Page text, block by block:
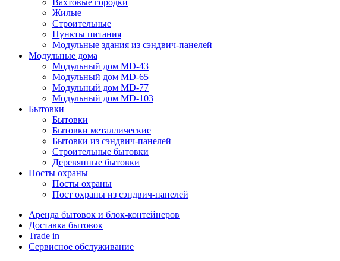
Вахтовые городки
Жилые
Строительные
Пункты питания
Модульные здания из сэндвич-панелей
Модульные дома
Модульный дом MD-43
Модульный дом MD-65
Модульный дом MD-77
Модульный дом MD-103
Бытовки
Бытовки
Бытовки металлические
Бытовки из сэндвич-панелей
Строительные бытовки
Деревянные бытовки
Посты охраны
Посты охраны
Пост охраны из сэндвич-панелей
Аренда бытовок и блок-контейнеров
Доставка бытовок
Trade in
Сервисное обслуживание